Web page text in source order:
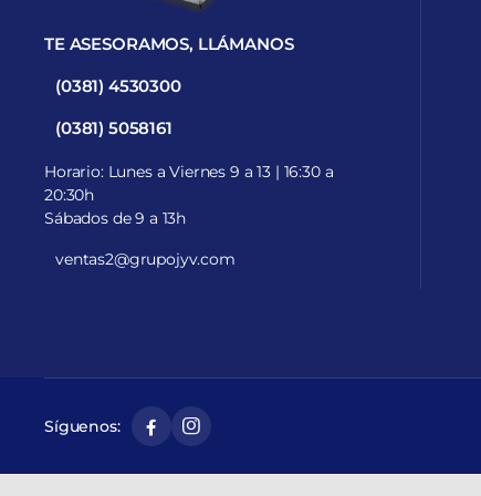
TE ASESORAMOS, LLÁMANOS
(0381) 4530300
(0381) 5058161
Horario: Lunes a Viernes 9 a 13 | 16:30 a
20:30h
Sábados de 9 a 13h
ventas2@grupojyv.com
Síguenos: